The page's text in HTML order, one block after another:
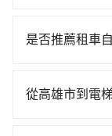
最早05:50一直
高鐵站後，步
是否推薦租車
時不需要閉目
從高雄市到電